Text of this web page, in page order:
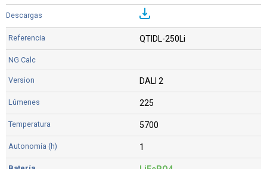
QTIDL-250Li
DALI 2
225
5700
1